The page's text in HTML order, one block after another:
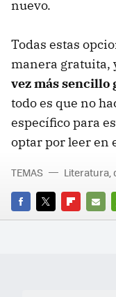
nuevo.
Todas estas
manera gratuita,
vez más
todo es que no
específico para
optar por leer en
FACEBOOK
TWITTERFLIPBOARD
E-
TEMAS Literatura,